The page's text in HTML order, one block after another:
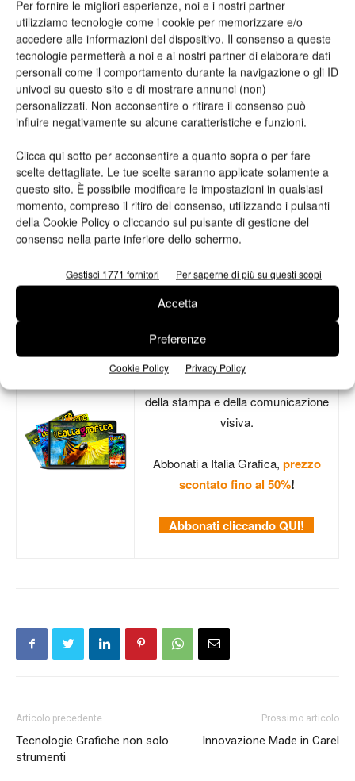
Per fornire le migliori esperienze, noi e i nostri partner
utilizziamo tecnologie come i cookie per memorizzare e/o
accedere alle informazioni del dispositivo. Il consenso a queste
tecnologie permetterà a noi e ai nostri partner di elaborare dati
personali come il comportamento durante la navigazione o gli ID
univoci su questo sito e di mostrare annunci (non)
personalizzati. Non acconsentire o ritirare il consenso può
influire negativamente su alcune caratteristiche e funzioni.
Clicca qui sotto per acconsentire a quanto sopra o per fare
scelte dettagliate. Le tue scelte saranno applicate solamente a
questo sito. È possibile modificare le impostazioni in qualsiasi
momento, compreso il ritiro del consenso, utilizzando i pulsanti
della Cookie Policy o cliccando sul pulsante di gestione del
consenso nella parte inferiore dello schermo.
Gestisci 1771 fornitori Per saperne di più su questi scopi
Accetta
Preferenze
Cookie Policy Privacy Policy
drupa 2021?
Ritengo sia prematuro parlare delle prospettive per l’edizione
2021. Possiamo comunque affermare sin d’ora che Durst
proporrà interessanti novità sia dal punto di vista tecnologico,
sia per quanto riguarda nuovi inchiostri base acqua proprietari
focalizzeremo susistemi Single Passper grandi tirature, così
come su soluzioni riservate a chi necessita di tirature più
circoscritte. In queste settimane di lockdown, infatti, il nostro
reparto R&D non ha mai smesso di lavorare sullo sviluppo di
nuove soluzioni da proporre al mercato nei prossimi mesi.
Resta aggiornato sulle
mercatoe non perdere gli
della stampa e della comunicazione
visiva.
Abbonati a Italia Grafica, prezzo
scontato fino al 50%!
Abbonati cliccando QUI!
Articolo precedente
Tecnologie Grafiche non solo
strumenti
Prossimo articolo
Innovazione Made in Carel